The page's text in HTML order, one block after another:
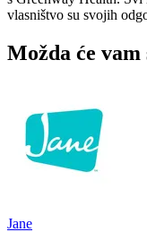
vlasništvo su svojih
Možda će
Jane